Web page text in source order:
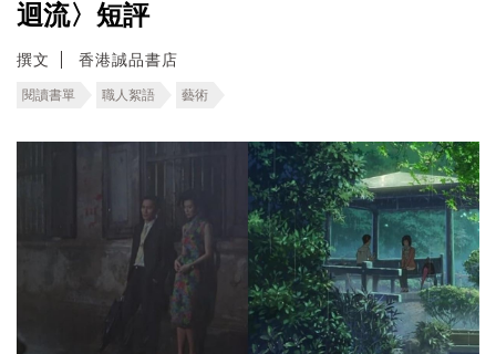
迴流〉短評
撰文 香港誠品書店
閱讀書單 職人絮語 藝術